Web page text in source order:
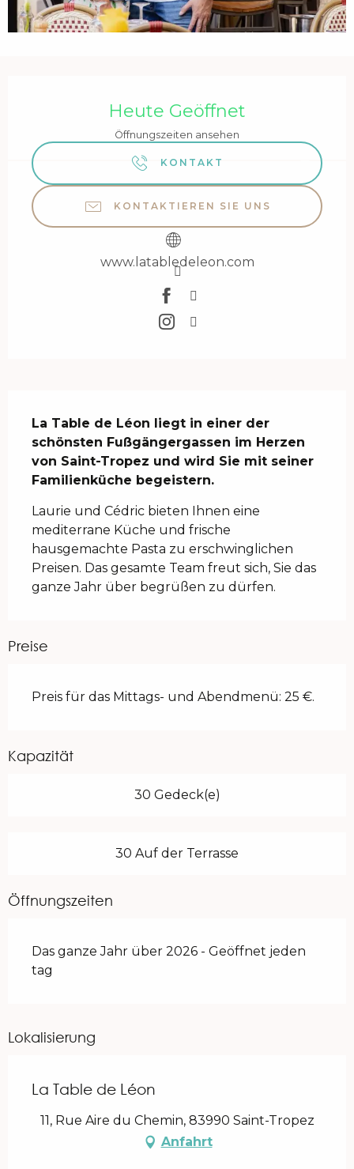
Heute Geöffnet
Öffnungszeiten ansehen
KONTAKT
KONTAKTIEREN SIE UNS
www.latabledeleon.com
La Table de Léon liegt in einer der
schönsten Fußgängergassen im Herzen
von Saint-Tropez und wird Sie mit seiner
Familienküche begeistern.
Laurie und Cédric bieten Ihnen eine
mediterrane Küche und frische
hausgemachte Pasta zu erschwinglichen
Preisen. Das gesamte Team freut sich, Sie das
ganze Jahr über begrüßen zu dürfen.
Preise
Preis für das Mittags- und Abendmenü: 25 €.
Kapazität
30 Gedeck(e)
30 Auf der Terrasse
Öffnungszeiten
Das ganze Jahr über 2026 - Geöffnet jeden
tag
Lokalisierung
La Table de Léon
11, Rue Aire du Chemin, 83990 Saint-Tropez
Anfahrt